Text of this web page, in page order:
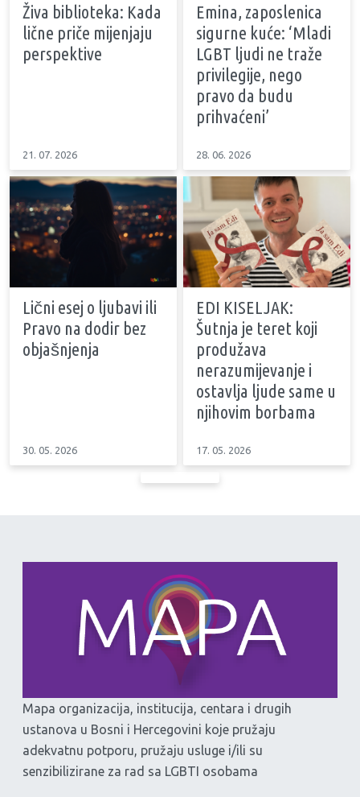
Živa biblioteka: Kada
lične priče mijenjaju
perspektive
21. 07. 2026
Emina, zaposlenica
sigurne kuće: ‘Mladi
LGBT ljudi ne traže
privilegije, nego
pravo da budu
prihvaćeni’
28. 06. 2026
Lični esej o ljubavi ili
Pravo na dodir bez
objašnjenja
30. 05. 2026
EDI KISELJAK:
Šutnja je teret koji
produžava
nerazumijevanje i
ostavlja ljude same u
njihovim borbama
17. 05. 2026
Mapa organizacija, institucija, centara i drugih
ustanova u Bosni i Hercegovini koje pružaju
adekvatnu potporu, pružaju usluge i/ili su
senzibilizirane za rad sa LGBTI osobama